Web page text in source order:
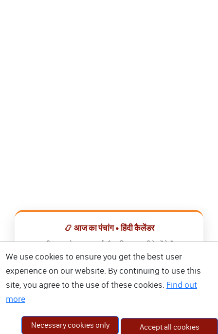
📿 आज का पंचांग • हिंदी कैलेंडर
सभी व्रत, त्योहार, शुभ मुहूर्त और राशिफल एक ही ऐप में देखें।
📅 हिंदी कैलेंडर ऐप डाउनलोड करें
We use cookies to ensure you get the best user
experience on our website. By continuing to use this
site, you agree to the use of these cookies. Find out
more
Necessary cookies only Accept all cookies